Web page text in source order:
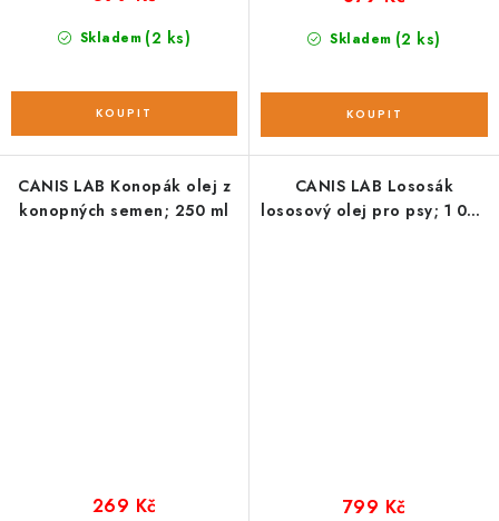
Skladem (2 ks) Skladem (2 ks)
CANIS LAB Konopák olej z
konopných semen; 250 ml
269 Kč
CANIS LAB Lososák
lososový olej pro psy; 1 000
799 Kč